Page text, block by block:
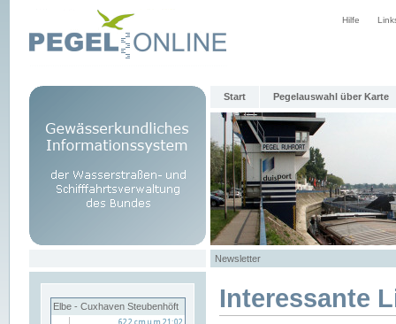
Hilfe
Start Pegelauswahl über Karte
Newsletter
Elbe - Cuxhaven Steubenhöft Interessante